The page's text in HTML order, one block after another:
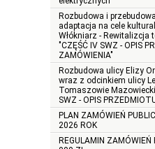
Rozbudowa i
adaptacja na cele
Włókniarz - Rewitalizcja
"CZĘŚĆ IV SWZ - OPIS
ZAMÓWIENIA"
Rozbudowa ulicy Elizy
wraz z odcinkiem ulicy
Tomaszowie
SWZ - OPIS
PLAN ZAMÓWIEŃ
2026 ROK
REGULAMIN